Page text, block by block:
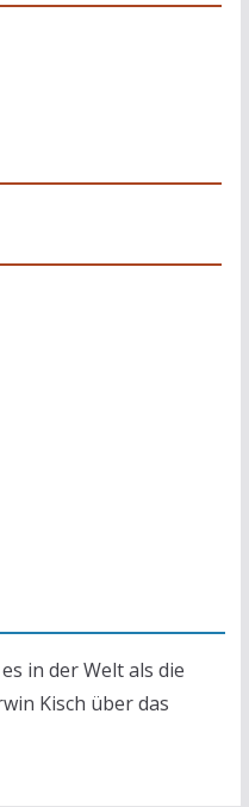
in der Welt als die
Kisch über das